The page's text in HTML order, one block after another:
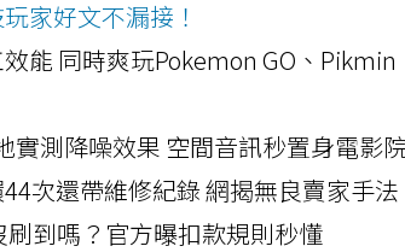
家好文不漏接！
能 同時爽玩Pokemon GO、Pikmin
實測降噪效果 空間音訊秒置身電影
次還帶維修紀錄 網揭無良賣家手法
到嗎？官方曝扣款規則秒懂